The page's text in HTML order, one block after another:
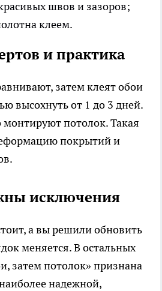
швов и зазоров;
клеем.
и практика
затем клеят обои
высохнуть от 1 до 3 дней.
монтируют потолок. Такая
покрытий и
исключения
а вы решили обновить
меняется. В остальных
затем потолок» признана
надежной,